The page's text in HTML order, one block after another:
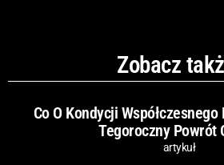
Zobacz
Co O Kondycji
Tegoroczny Powrót
artykuł